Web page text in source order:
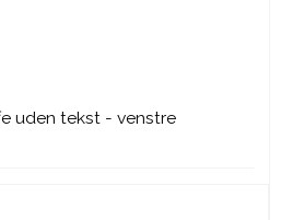
uden tekst - venstre